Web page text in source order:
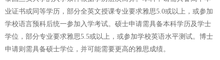
业证书或同等学历，部分全英文授课专业要求雅思5.0或以上，或参加
学校语言预科后统一参加入学考试。硕士申请需具备本科学历及学士
学位，部分专业要求雅思5.5或以上，或参加学校英语水平测试。博士
申请则需具备硕士学位，并可能需要更高的雅思成绩。